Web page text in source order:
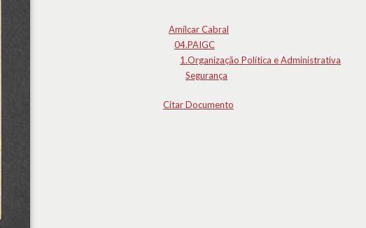
Amílcar Cabral
04.PAIGC
1.Organização Política e Administrativa
Segurança
Citar Documento